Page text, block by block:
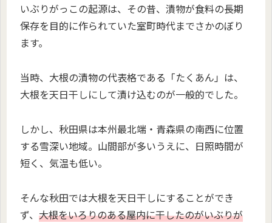
いぶりがっこの起源は、その昔、漬物が食料の長期
保存を目的に作られていた室町時代までさかのぼり
ます。
当時、大根の漬物の代表格である「たくあん」は、
大根を天日干しにして漬け込むのが一般的でした。
しかし、秋田県は本州最北端・青森県の南西に位置
する雪深い地域。山間部が多いうえに、日照時間が
短く、気温も低い。
そんな秋田では大根を天日干しにすることができ
ず、 大根をいろりのある屋内に干したのがいぶりが